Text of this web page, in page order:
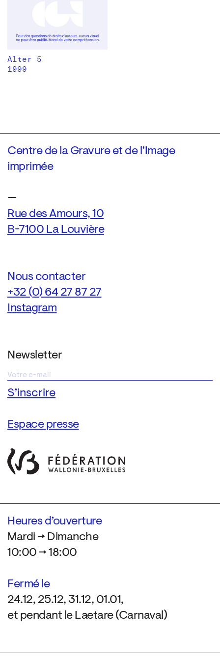
Alter 5
1999
Centre de la Gravure et de l’Image
imprimée
—
Rue des Amours, 10
B-7100 La Louvière
Nous contacter
+32 (0) 64 27 87 27
Instagram
Newsletter
Espace presse
Heures d’ouverture
Mardi → Dimanche
10:00 → 18:00
Fermé le
24.12, 25.12, 31.12, 01.01,
et pendant le Laetare (Carnaval)